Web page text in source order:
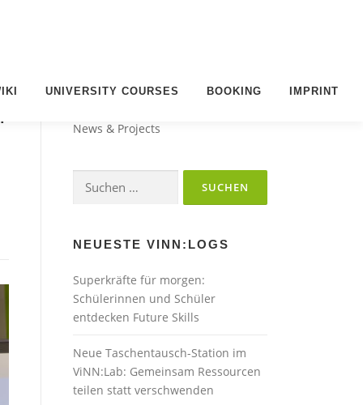
UNIVERSITY COURSES BOOKING IMPRINT
News & Projects
Suchen
nach:
NEUESTE VINN:LOGS
Superkräfte für morgen:
Schülerinnen und Schüler
entdecken Future Skills
Neue Taschentausch-Station im
ViNN:Lab: Gemeinsam Ressourcen
teilen statt verschwenden